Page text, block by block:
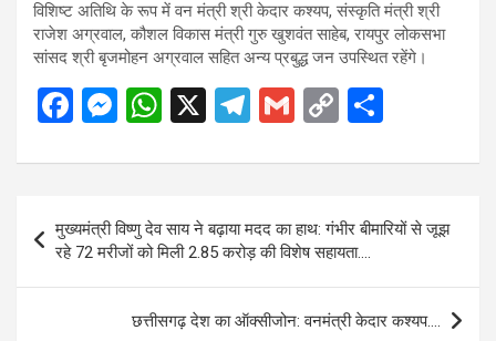
विशिष्ट अतिथि के रूप में वन मंत्री श्री केदार कश्यप, संस्कृति मंत्री श्री
राजेश अग्रवाल, कौशल विकास मंत्री गुरु खुशवंत साहेब, रायपुर लोकसभा
सांसद श्री बृजमोहन अग्रवाल सहित अन्य प्रबुद्ध जन उपस्थित रहेंगे।
F
ce
b
o
o
M
se
n
g
er
W
at
A
p
p
X
T
e
a
m
G
ail
C
py
Li
n
k
ar
e
navigation
मुख्यमंत्री विष्णु देव साय ने बढ़ाया मदद का हाथ: गंभीर बीमारियों से जूझ
रहे 72 मरीजों को मिली 2.85 करोड़ की विशेष सहायता….
छत्तीसगढ़ देश का ऑक्सीजोन: वनमंत्री केदार कश्यप….